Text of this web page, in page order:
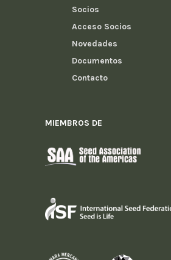
Socios
Acceso Socios
Novedades
Documentos
Contacto
MIEMBROS DE